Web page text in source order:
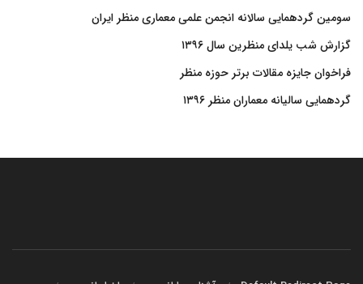
سومین گردهمایی سالانه انجمن علمی معماری منظر ایران
گزارش شب یلدای منظرین سال ۱۳۹۶
فراخوان جایزه مقالات برتر حوزه منظر
گردهمایی سالیانه معماران منظر ۱۳۹۶